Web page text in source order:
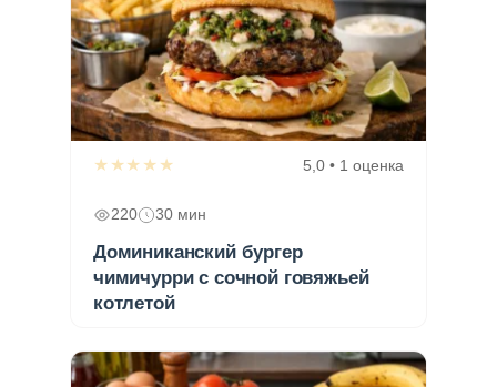
★★★★★ 5,0 • 1 оценка
220 30 мин
Доминиканский бургер
чимичурри с сочной говяжьей
котлетой